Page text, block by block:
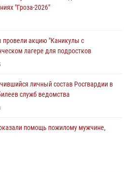
"Гроза-2026"
провели акцию "Каникулы с
лагере для подростков
личный состав Росгвардии в
служб ведомства
помощь пожилому мужчине,